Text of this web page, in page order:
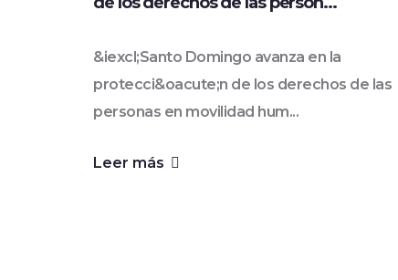
&iexcl;Santo Domingo avanza en la
protecci&oacute;n de los derechos de las
personas en movilidad hum...
Leer más